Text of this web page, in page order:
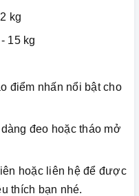
kg
15 kg
điểm nhấn nổi bật cho
đeo hoặc tháo mở
hoặc liên hệ để được
thích bạn nhé.